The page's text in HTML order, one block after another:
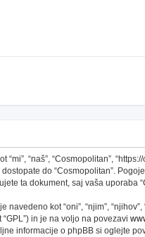
“naš”, “Cosmopolitan”,
do “Cosmopolitan”.
ta dokument, saj vaša
kot “oni”, “njim”,
in je na voljo na povezavi
informacije o phpBB si oglejte